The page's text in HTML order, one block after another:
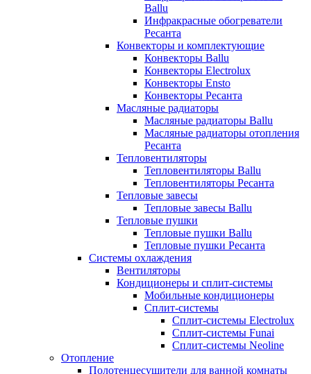
Ballu
Инфракрасные обогреватели
Ресанта
Конвекторы и комплектующие
Конвекторы Ballu
Конвекторы Electrolux
Конвекторы Ensto
Конвекторы Ресанта
Масляные радиаторы
Масляные радиаторы Ballu
Масляные радиаторы отопления
Ресанта
Тепловентиляторы
Тепловентиляторы Ballu
Тепловентиляторы Ресанта
Тепловые завесы
Тепловые завесы Ballu
Тепловые пушки
Тепловые пушки Ballu
Тепловые пушки Ресанта
Системы охлаждения
Вентиляторы
Кондиционеры и сплит-системы
Мобильные кондиционеры
Сплит-системы
Сплит-системы Electrolux
Сплит-системы Funai
Сплит-системы Neoline
Отопление
Полотенцесушители для ванной комнаты